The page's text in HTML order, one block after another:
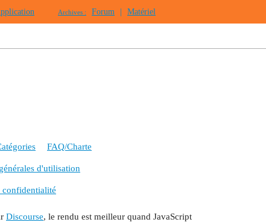
Archives : Forum Matériel
FAQ/Charte
d'utilisation
confidentialité
Discourse, le rendu est meilleur quand JavaScript